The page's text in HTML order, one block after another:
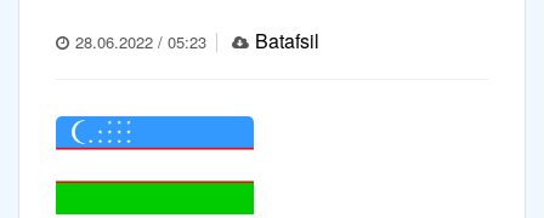
28.06.2022 / 05:23 Batafsil